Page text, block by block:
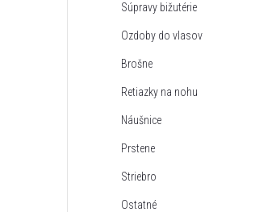
Súpravy bižutérie
Ozdoby do vlasov
Brošne
Retiazky na nohu
Náušnice
Prstene
Striebro
Ostatné